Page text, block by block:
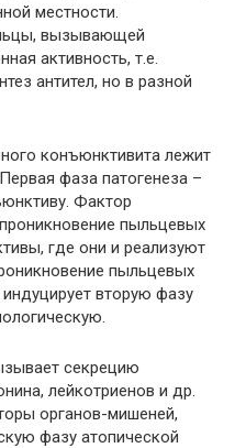
местности.
вызывающей
активность, т.е.
антител, но в разной
конъюнктивита лежит
фаза патогенеза –
Фактор
пыльцевых
где они и реализуют
пыльцевых
вторую фазу
секрецию
лейкотриенов и др.
органов-мишеней,
фазу атопической